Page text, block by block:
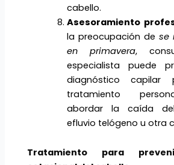
cabello.
Asesoramiento
la preocupación dese
en primavera,
especialista puede
diagnóstico
tratamiento
abordar la caída
efluvio telógeno u otra
Tratamiento para